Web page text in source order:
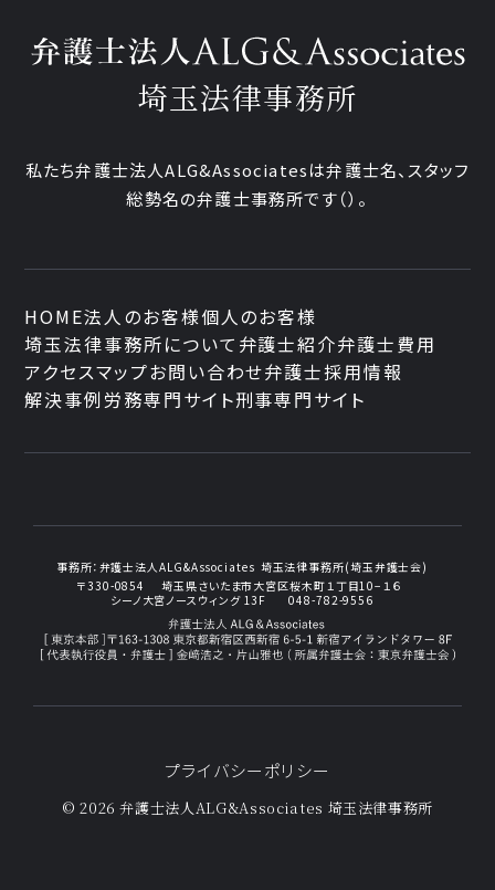
埼玉法律事務所
私たち弁護士法人ALG&Associatesは弁護士名、 スタッフ
総勢名の弁護士事務所です（）。
HOME法人のお客様個人のお客様
埼玉法律事務所について 弁護士紹介弁護士費用
アクセスマップお問い合わせ弁護士採用情報
解決事例労務専門サイト刑事専門サイト
事務所： 弁護士法人ALG&Associates 埼玉法律事務所(埼玉弁護士会)
〒330-0854
埼玉県さいたま市大宮区桜木町１丁目10−１６
シーノ大宮ノースウィング 13F
048-782-9556
プライバシーポリシー
© 2026 弁護士法人ALG&Associates 埼玉法律事務所